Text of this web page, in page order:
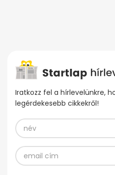
Iratkozz fel a hírlevelünkre,
legérdekesebb cikkekről!